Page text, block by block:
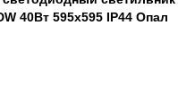
40Вт 595х595 IP44 Опал